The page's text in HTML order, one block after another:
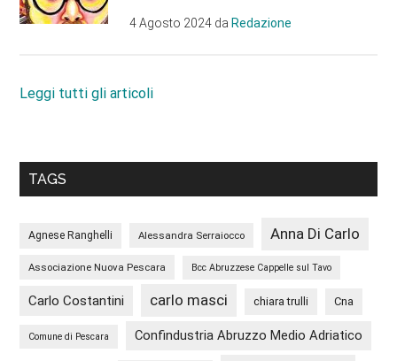
4 Agosto 2024 daRedazione
Leggi tutti gli articoli
TAGS
Agnese Ranghelli Alessandra Serraiocco Anna Di Carlo
Associazione Nuova Pescara Bcc Abruzzese Cappelle sul Tavo
Carlo Costantini carlo masci chiara trulli Cna
Comune di Pescara Confindustria Abruzzo Medio Adriatico